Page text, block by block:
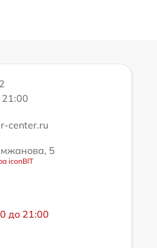
center.ru
5
iconBIT
до 21:00